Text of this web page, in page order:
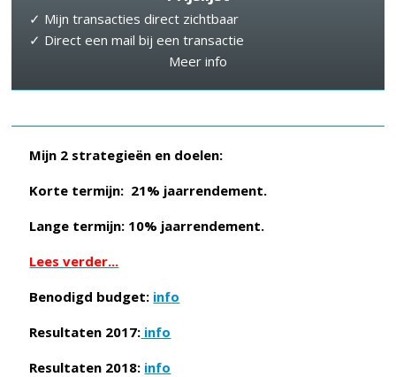
✓ Mijn transacties direct zichtbaar
✓ Direct een mail bij een transactie
Meer info
Mijn 2 strategieën en doelen:
Korte termijn: 21% jaarrendement.
Lange termijn: 10% jaarrendement.
Lees verder...
Benodigd budget: info
Resultaten 2017: info
Resultaten 2018: info